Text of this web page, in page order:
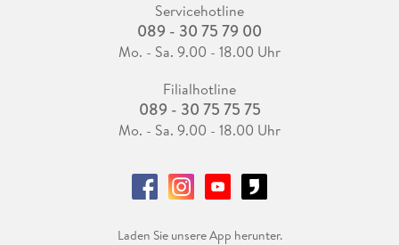
Servicehotline
089 - 30 75 79 00
Mo. - Sa. 9.00 - 18.00 Uhr
Filialhotline
089 - 30 75 75 75
Mo. - Sa. 9.00 - 18.00 Uhr
Laden Sie unsere App herunter.